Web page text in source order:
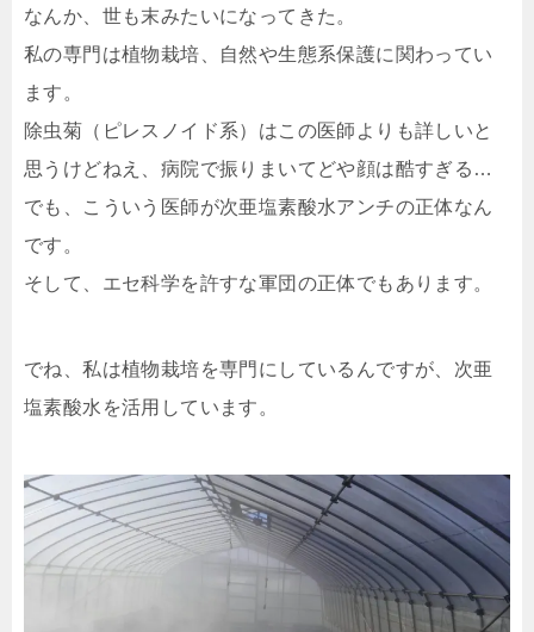
なんか、世も末みたいになってきた。
私の専門は植物栽培、自然や生態系保護に関わってい
ます。
除虫菊（ピレスノイド系）はこの医師よりも詳しいと
思うけどねえ、病院で振りまいてどや顔は酷すぎる…
でも、こういう医師が次亜塩素酸水アンチの正体なん
です。
そして、エセ科学を許すな軍団の正体でもあります。
でね、私は植物栽培を専門にしているんですが、次亜
塩素酸水を活用しています。